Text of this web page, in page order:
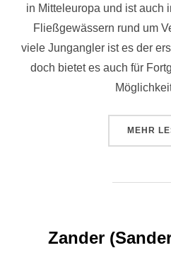
in Mitteleuropa und ist auch
Fließgewässern rund um
viele Jungangler ist es der
doch bietet es auch für
MEHR
Zander